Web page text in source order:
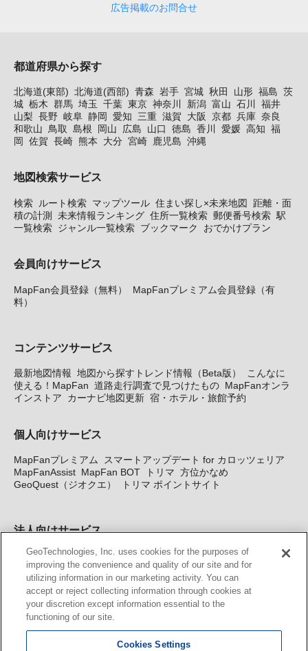
広告掲載のお問合せ
都道府県から探す
北海道(東部) 北海道(西部) 青森 岩手 宮城 秋田 山形 福島 茨
城 栃木 群馬 埼玉 千葉 東京 神奈川 新潟 富山 石川
福井
山梨 長野 岐阜 静岡 愛知 三重 滋賀 大阪 京都 兵庫 奈良
和歌山
鳥取 島根 岡山 広島 山口 徳島 香川 愛媛 高知 福
岡
佐賀 長崎 熊本 大分 宮崎 鹿児島 沖縄
地図検索サービス
検索 ルート検索 マップツール 住まい探し×未来地図
距離・面
積の計測
未来情報ランキング 住所一覧検索 郵便番号検索 駅
一覧検索 ジャンル一覧検索 ブックマーク おでかけプラン
会員向けサービス
MapFan会員登録（無料）
MapFanプレミアム会員登録（有
料）
コンテンツサービス
最新地図情報 地図から探すトレンド情報（Beta版）
こんなに
使える！MapFan 道路走行調査で見つけたもの MapFanオンラ
インストア
カーナビ地図更新 宿・ホテル・旅館予約
個人向けサービス
MapFanプレミアム
スマートアップデート for カロッツェリア
MapFanAssist MapFan BOT トリマ 方位かなめ
GeoQuest（ジオクエ）
トリマ ポイントサイト
法人向けサービス
法人向け地図・位置情報サービス WEBサイト・システム向け地
図API Windows PC向け地図開発キット MapFan DB 住所確認
サービス
MAP WORLD+ トリマ広告 Geo-Research
カーナビ地図更新サービス
GeoTechnologies, Inc. uses cookies for the purposes of
improving the convenience and quality of our site and for
utilizing information in our marketing activity. You can
accept or reject collecting information through cookies at
your discretion except information essential to the
functioning of our site.
Cookies Settings